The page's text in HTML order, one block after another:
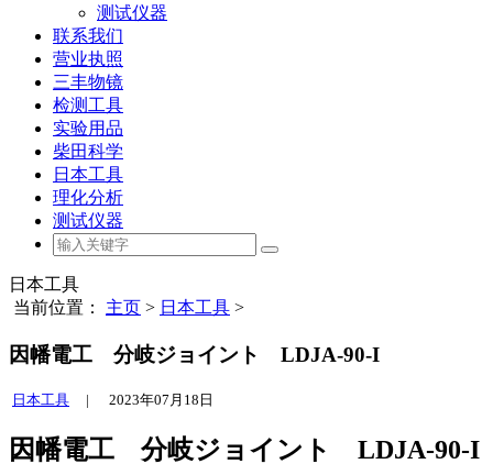
测试仪器
联系我们
营业执照
三丰物镜
检测工具
实验用品
柴田科学
日本工具
理化分析
测试仪器
日本工具
当前位置： 主页 > 日本工具 >
因幡電工 分岐ジョイント LDJA-90-I
日本工具 | 2023年07月18日
因幡電工 分岐ジョイント LDJA-90-I